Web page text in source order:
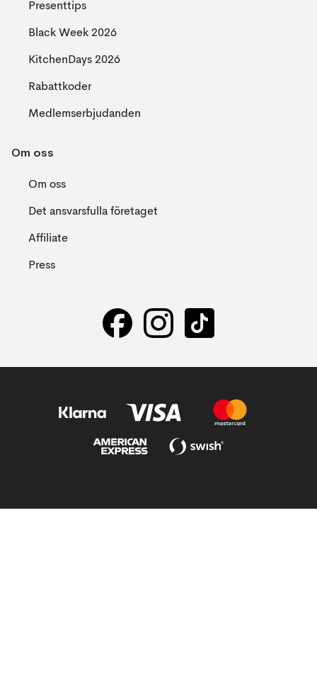
Presenttips
Black Week 2026
KitchenDays 2026
Rabattkoder
Medlemserbjudanden
Om oss
Om oss
Det ansvarsfulla företaget
Affiliate
Press